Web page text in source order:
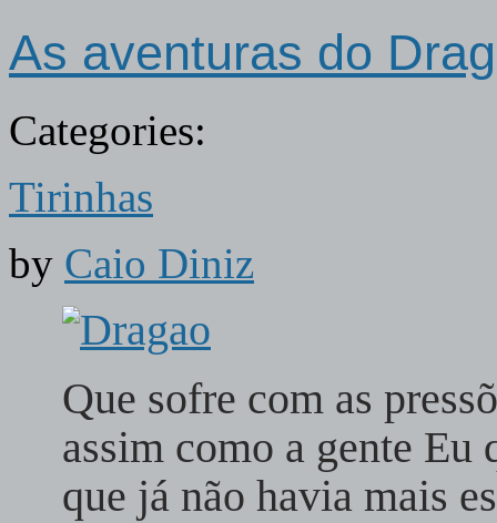
As aventuras do
Categories:
Tirinhas
by Caio Diniz
Que sofre com as
assim como a gente Eu
que já não havia mais